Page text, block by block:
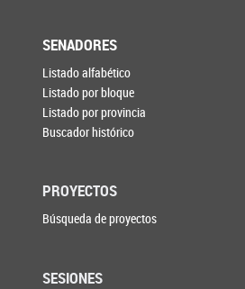
SENADORES
Listado alfabético
Listado por bloque
Listado por provincia
Buscador histórico
PROYECTOS
Búsqueda de proyectos
SESIONES